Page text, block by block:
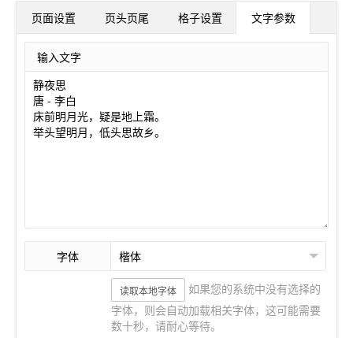
页面设置 页头页尾 格子设置 文字参数
输入文字
字体
读取本地字体
如果您的系统中没有选择的
字体，则会自动加载相关字体，这可能需要
数十秒，请耐心等待。